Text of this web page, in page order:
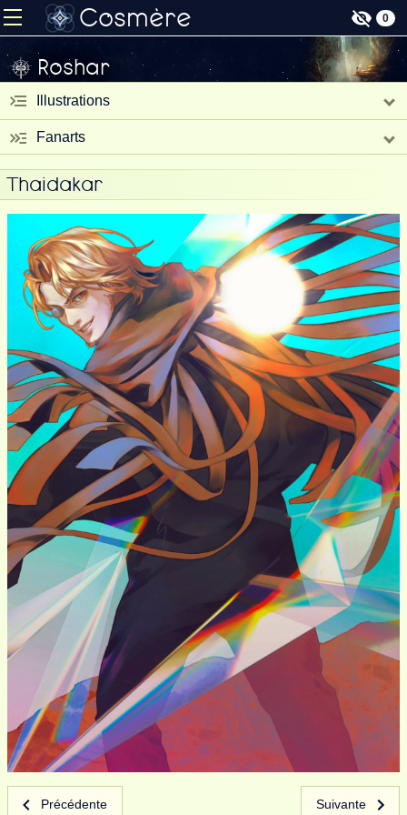
Cosmère 0
Roshar
Illustrations
Fanarts
Thaidakar
Précédente Suivante